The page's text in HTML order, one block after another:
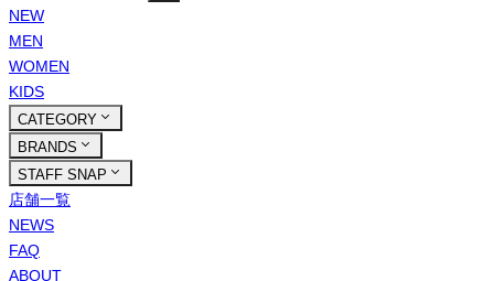
NEW
MEN
WOMEN
KIDS
CATEGORY
BRANDS
STAFF SNAP
店舗一覧
NEWS
FAQ
ABOUT